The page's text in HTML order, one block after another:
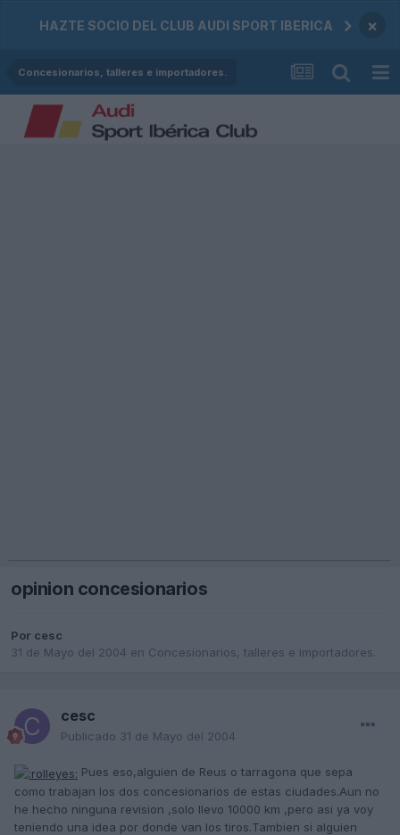
HAZTE SOCIO DEL CLUB AUDI SPORT IBERICA ×
Concesionarios, talleres e importadores.
opinion concesionarios
Por cesc
31 de Mayo del 2004 en Concesionarios, talleres e importadores.
cesc
Publicado 31 de Mayo del 2004
Pues eso,alguien de Reus o tarragona que sepa
como trabajan los dos concesionarios de estas ciudades.Aun no
he hecho ninguna revision ,solo llevo 10000 km ,pero asi ya voy
teniendo una idea por donde van los tiros.Tambien si alguien